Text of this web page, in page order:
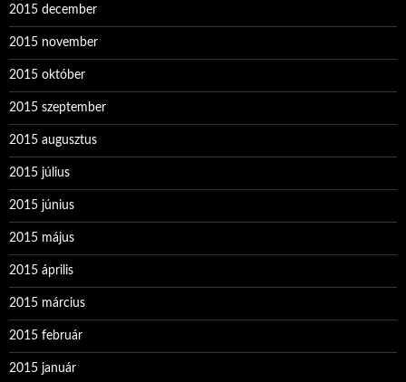
2015 december
2015 november
2015 október
2015 szeptember
2015 augusztus
2015 július
2015 június
2015 május
2015 április
2015 március
2015 február
2015 január